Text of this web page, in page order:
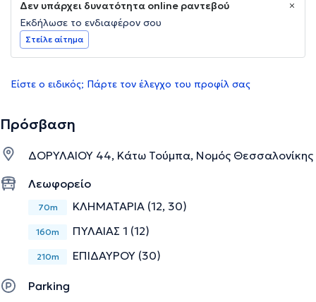
Δεν υπάρχει δυνατότητα online ραντεβού
Εκδήλωσε το ενδιαφέρον σου
Στείλε αίτημα
Είστε ο ειδικός; Πάρτε τον έλεγχο του προφίλ σας
Πρόσβαση
ΔΟΡΥΛΑΙΟΥ 44, Κάτω Τούμπα, Νομός Θεσσαλονίκης
Λεωφορείο
70m ΚΛΗΜΑΤΑΡΙΑ (12, 30)
160m ΠΥΛΑΙΑΣ 1 (12)
210m ΕΠΙΔΑΥΡΟΥ (30)
Parking